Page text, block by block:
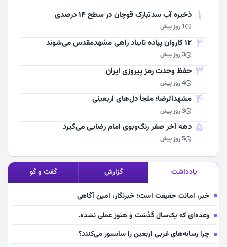
1 ذخیره آب سدتبارک قوچان در سطح ۱۴ درصدی
1 روز پیش
2 ۱۲ کاروان پیاده تایباد راهی مشهدمقدس می‌شوند
3 روز پیش
3 حفظ وحدت رمز پیروزی ایران
4 روز پیش
4 مشهد‌الرضا؛ ملجأ دل‌های اربعینی
3 روز پیش
5 دهه آخر صفر رنگ‌وبوی امام رضایی می‌گیرد
5 روز پیش
یادداشت گزارش گفت و گو
خبر، امانت حقیقت است؛ خبرنگار، امین آگاهی
وعده‌ای که یک‌سال گذشت و هنوز عملی نشده.
چرا رسانه‌های غربی اربعین را سانسور می‌کنند؟